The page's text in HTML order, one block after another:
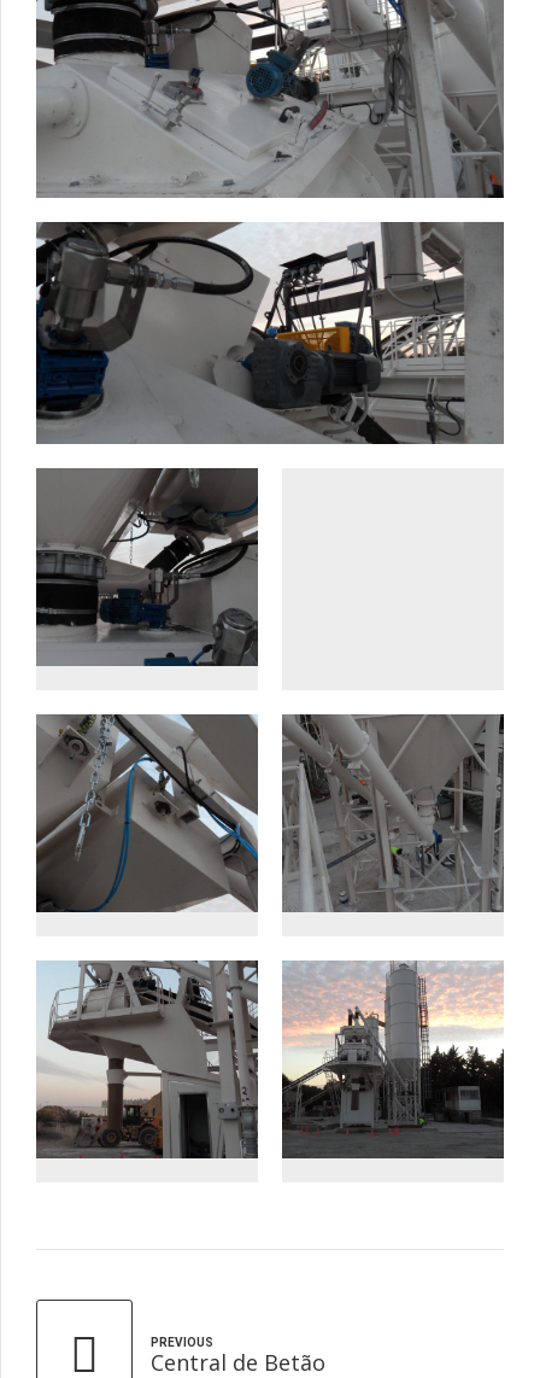
PREVIOUS
Central de Betão
CENTRAL DE BETÃO